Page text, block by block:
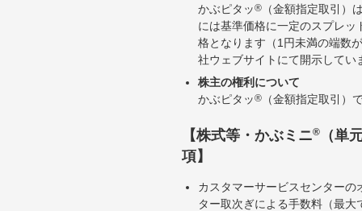
かぶピタッ®
（金額指定取引）
には基準価格に一定のスプレ
格となります（1円未満の端数
社ウェブサイトにて開示して
株主の権利について
かぶピタッ® （金額指定取引）
【株式等・かぶミニ®
（単
項】
カスタマーサービスセンター
ター取次ぎによる手数料（最